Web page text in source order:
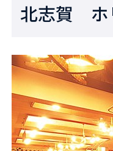
北志賀 ホ